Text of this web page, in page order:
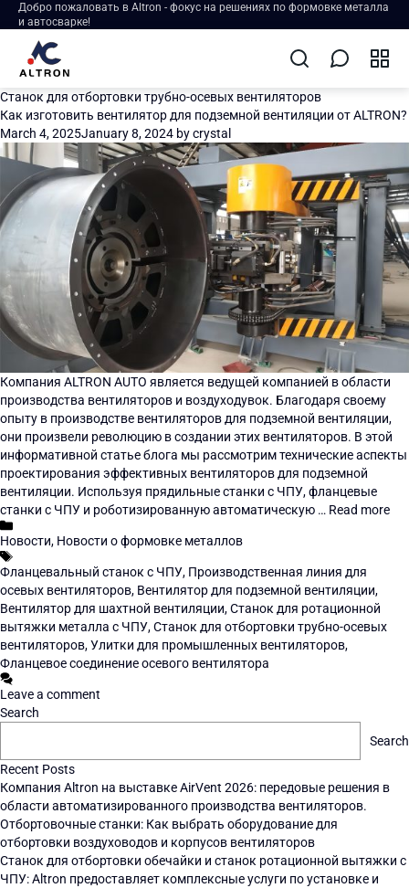
Добро пожаловать в Altron - фокус на решениях по формовке металла
и автосварке!
Станок для отбортовки трубно-осевых вентиляторов
Как изготовить вентилятор для подземной вентиляции от ALTRON?
March 4, 2025January 8, 2024 bycrystal
Компания ALTRON AUTO является ведущей компанией в области
производства вентиляторов и воздуходувок. Благодаря своему
опыту в производстве вентиляторов для подземной вентиляции,
они произвели революцию в создании этих вентиляторов. В этой
информативной статье блога мы рассмотрим технические аспекты
проектирования эффективных вентиляторов для подземной
вентиляции. Используя прядильные станки с ЧПУ, фланцевые
станки с ЧПУ и роботизированную автоматическую … Read more
Новости, Новости о формовке металлов
Фланцевальный станок с ЧПУ, Производственная линия для
осевых вентиляторов, Вентилятор для подземной вентиляции,
Вентилятор для шахтной вентиляции,Станок для ротационной
вытяжки металла с ЧПУ,Станок для отбортовки трубно-осевых
вентиляторов,Улитки для промышленных вентиляторов,
Фланцевое соединение осевого вентилятора
Leave a comment
Search
Search
Recent Posts
Компания Altron на выставке AirVent 2026: передовые решения в
области автоматизированного производства вентиляторов.
Отбортовочные станки: Как выбрать оборудование для
отбортовки воздуховодов и корпусов вентиляторов
Станок для отбортовки обечайки и станок ротационной вытяжки с
ЧПУ: Altron предоставляет комплексные услуги по установке и